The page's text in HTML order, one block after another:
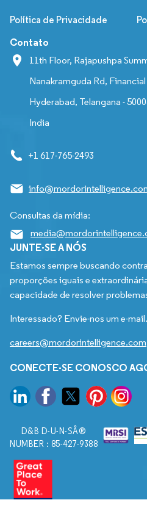
Política de Privacidade
Contato
11th Floor, Rajapushpa
Nanakramguda Rd,
Hyderabad, Telangana -
India
+1 617-765-2493
Consultas da mídia:
JUNTE-SE A NÓS
Estamos sempre buscando
proporções iguais e
capacidade de resolver
Interessado? Envie-nos um e-mail.
careers@mordorintelligence.com
CONECTE-SE CONOSCO
D&B D-U-N-SÂ®
NUMBER : 85-427-9388